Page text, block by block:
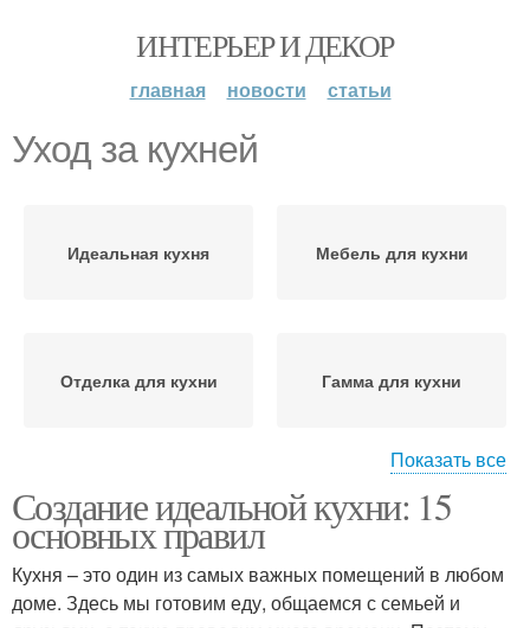
ИНТЕРЬЕР И ДЕКОР
главная новости статьи
Уход за кухней
Идеальная кухня Мебель для кухни
Отделка для кухни Гамма для кухни
Текстура для кухни Функциональная кухня
Работы в
Оборудование для
Показать все
Создание идеальной кухни: 15
основных правил
Кухня – это один из самых важных помещений в любом
доме. Здесь мы готовим еду, общаемся с семьей и